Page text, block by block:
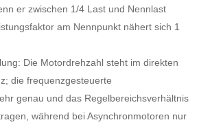
er zwischen 1/4 Last und Nennlast
am Nennpunkt nähert sich 1
Die Motordrehzahl steht im direkten
die frequenzgesteuerte
genau und das Regelbereichsverhältnis
während bei Asynchronmotoren nur